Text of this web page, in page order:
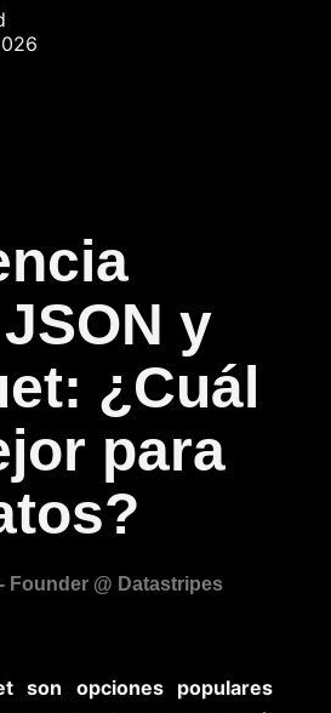
y
¿Cuál
para
son opciones populares